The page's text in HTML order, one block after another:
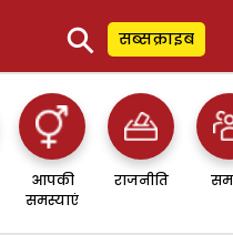
⚲ सब्सक्राइब
आपकी
समस्याएं
राजनीति